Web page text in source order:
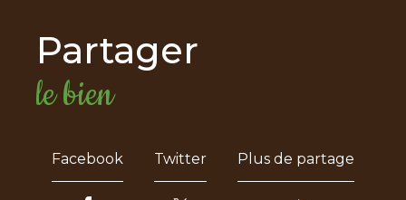
partager
le bien
Facebook Twitter Plus de partage